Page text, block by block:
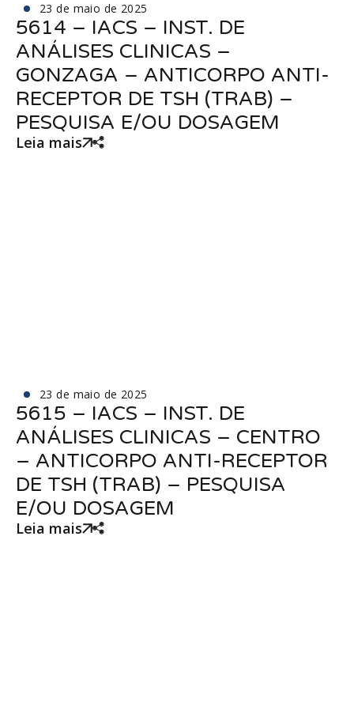
23 de maio de 2025
5614 – IACS – INST. DE
ANÁLISES CLINICAS –
GONZAGA – ANTICORPO ANTI-
RECEPTOR DE TSH (TRAB) –
PESQUISA E/OU DOSAGEM
Leia mais
23 de maio de 2025
5615 – IACS – INST. DE
ANÁLISES CLINICAS – CENTRO
– ANTICORPO ANTI-RECEPTOR
DE TSH (TRAB) – PESQUISA
E/OU DOSAGEM
Leia mais